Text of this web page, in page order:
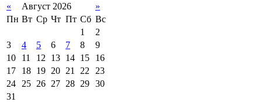
« Август 2026
»
Пн Вт Ср Чт Пт Сб Вс
1
2
3
4 5 6 7 8
9
10
11 12 13 14 15
16
17
18 19 20 21 22
23
24
25 26 27 28 29 30
31